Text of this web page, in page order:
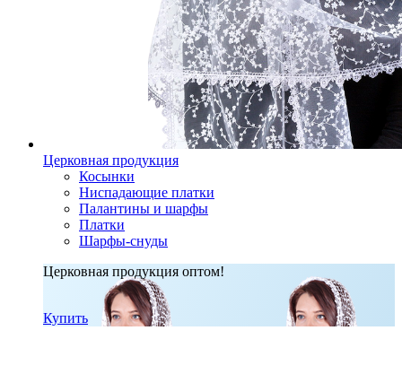
Церковная продукция
Косынки
Ниспадающие платки
Палантины и шарфы
Платки
Шарфы-снуды
Церковная продукция оптом!
Купить